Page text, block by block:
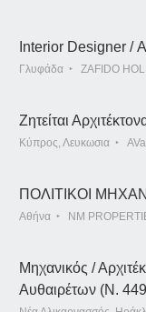
Interior Designer /
Γλυφάδα ZAFIDO
Ζητείται
Κύπρος, Λευκωσια
ΠΟΛΙΤΙΚΟΙ
Αθήνα NM
Μηχανικός /
Αυθαιρέτων (Ν.